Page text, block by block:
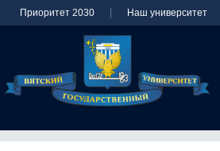
Приоритет 2030 Наш университет